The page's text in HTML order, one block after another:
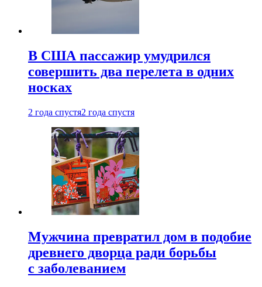
В США пассажир умудрился
совершить два перелета в одних
носках
2 года спустя2 года спустя
Мужчина превратил дом в подобие
древнего дворца ради борьбы
с заболеванием